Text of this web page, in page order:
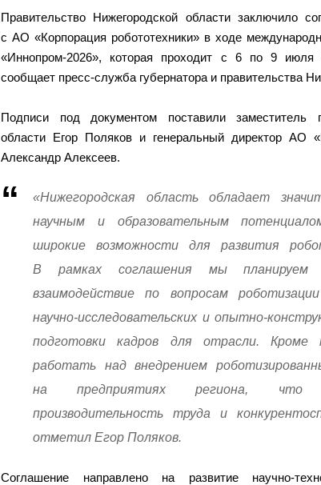
Правительство Нижегородской области заключило
с АО «Корпорация робототехники» в ходе
«Иннопром-2026», которая проходит с 6 по 9
сообщает пресс-служба губернатора и правительства
Подписи под документом поставили заместитель
области Егор Поляков и генеральный директор АО
Александр Алексеев.
«Нижегородская область обладает
научным и образовательным
широкие возможности для развития
В рамках соглашения мы планируем
взаимодействие по вопросам
научно-исследовательских и опытно-
подготовки кадров для отрасли. Кроме
работать над внедрением
на предприятиях региона, что
производительность труда и
отметил Егор Поляков.
Соглашение направлено на развитие научно-